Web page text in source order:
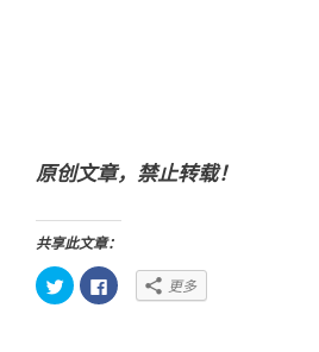
原创文章，禁止转载！
共享此文章：
点
击
点
击 更多